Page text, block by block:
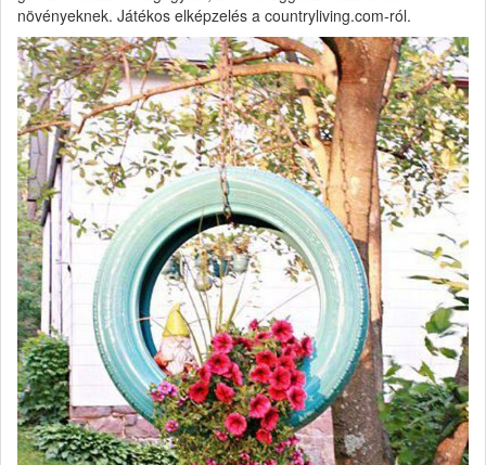
növényeknek. Játékos elképzelés a countryliving.com-ról.